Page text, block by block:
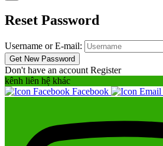
Reset Password
Username or E-mail:
Don't have an account Register
kênh liên hệ khác
Facebook